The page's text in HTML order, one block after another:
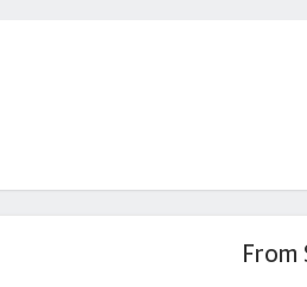
From